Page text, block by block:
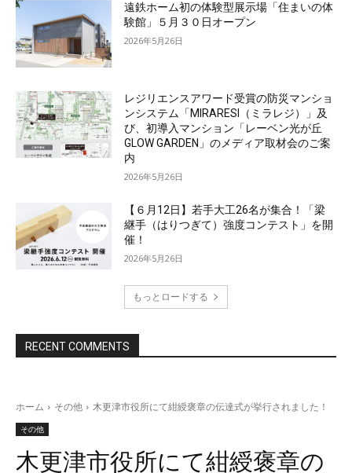
遠鉄ホーム初の体験型展示場「住まいの体
験館」５月３０日オープン
2026年5月26日
レジリエンスアワード受賞の防災マンショ
ンシステム「MIRARESI（ミラレジ）」及
び、初導入マンション「レーベン光が丘
GLOW GARDEN」のメディア取材会のご案
内
2026年5月26日
【６月12日】若手大工26名が集合！「梁
継手（はりつぎて）強度コンテスト」を開
催！
2026年5月26日
もっとロードする
RECENT COMMENTS